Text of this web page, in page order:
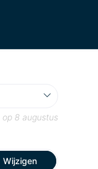
op 8 augustus
Wijzigen